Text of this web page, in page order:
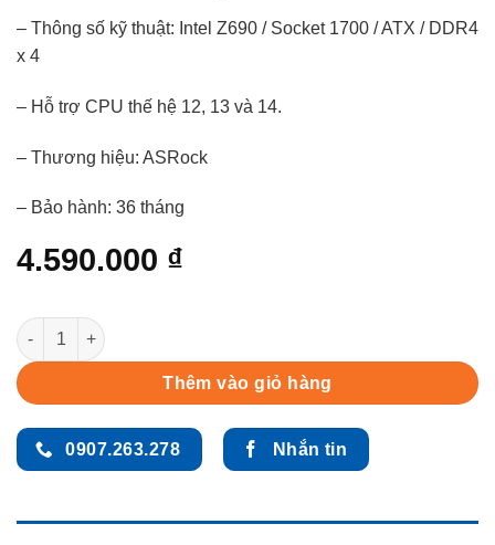
– Thông số kỹ thuật: Intel Z690 / Socket 1700 / ATX / DDR4
x 4
– Hỗ trợ CPU thế hệ 12, 13 và 14.
– Thương hiệu: ASRock
– Bảo hành: 36 tháng
4.590.000 ₫
Mainboard ASRock Z690 Steel Legend (Intel Z690 / Socket
Thêm vào giỏ hàng
0907.263.278 Nhắn tin